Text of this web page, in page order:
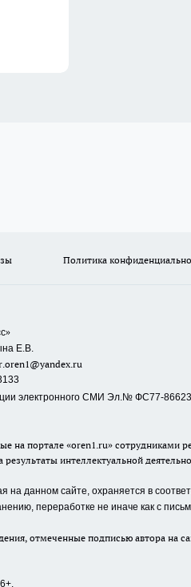
Политика
»
Е.В.
электронного СМИ Эл.№ ФС77-
на портале «oren1.ru» сотрудниками
результаты интеллектуальной
данном сайте, охраняется в
переработке не иначе как с
отмеченные подписью автора на